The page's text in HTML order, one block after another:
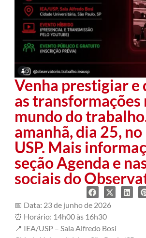
Venha prestigiar e
as transformações
mundo do
amanhã, dia 25, no
USP. Mais
seção Agenda e
sociais do
📅 Data: 23 de junho de 2026
⏰ Horário: 14h00 às 16h30
📍 IEA/USP – Sala Alfredo Bosi